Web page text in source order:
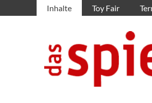
Inhalte Toy Fair